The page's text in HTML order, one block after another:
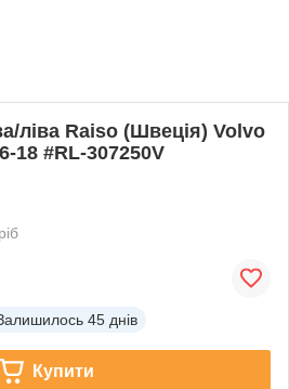
ліва Raiso (Швеція) Volvo
18 #RL-307250V
45 днів
Купити